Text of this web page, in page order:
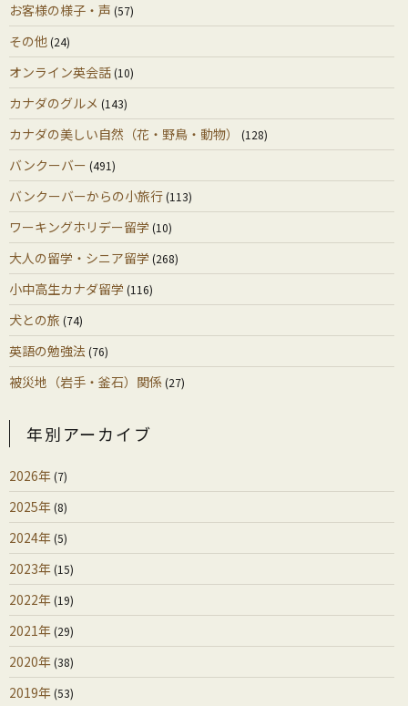
お客様の様子・声 (57)
その他(24)
オンライン英会話(10)
カナダのグルメ (143)
カナダの美しい自然（花・野鳥・動物） (128)
バンクーバー (491)
バンクーバーからの小旅行(113)
ワーキングホリデー留学 (10)
大人の留学・シニア留学 (268)
小中高生カナダ留学 (116)
犬との旅 (74)
英語の勉強法 (76)
被災地（岩手・釜石）関係(27)
年別アーカイブ
2026年(7)
2025年(8)
2024年(5)
2023年(15)
2022年(19)
2021年(29)
2020年(38)
2019年(53)